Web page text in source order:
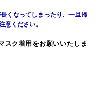
くなってしまったり、一旦帰
意ください。
ク着用をお願いいたしま